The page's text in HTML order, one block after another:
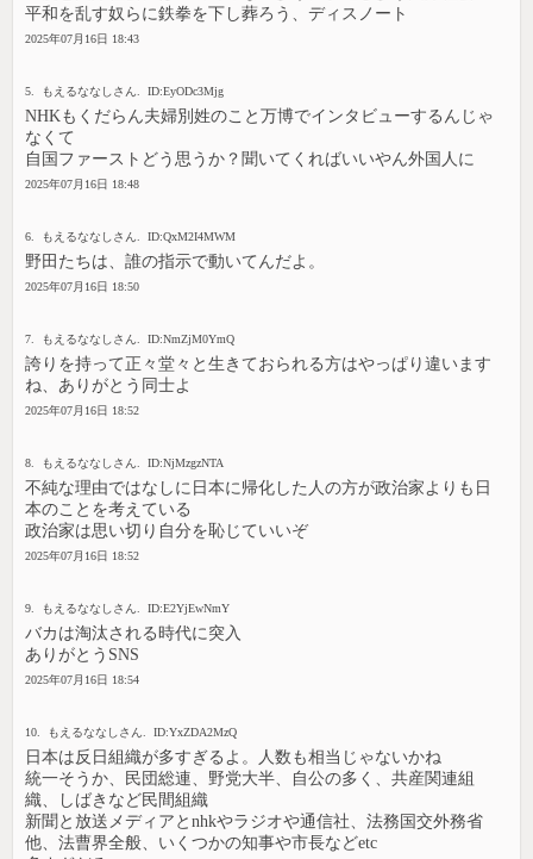
平和を乱す奴らに鉄拳を下し葬ろう、ディスノート
2025年07月16日 18:43
5. もえるななしさん. ID:EyODc3Mjg
NHKもくだらん夫婦別姓のこと万博でインタビューするんじゃ
なくて
自国ファーストどう思うか？聞いてくればいいやん外国人に
2025年07月16日 18:48
6. もえるななしさん. ID:QxM2I4MWM
野田たちは、誰の指示で動いてんだよ。
2025年07月16日 18:50
7. もえるななしさん. ID:NmZjM0YmQ
誇りを持って正々堂々と生きておられる方はやっぱり違います
ね、ありがとう同士よ
2025年07月16日 18:52
8. もえるななしさん. ID:NjMzgzNTA
不純な理由ではなしに日本に帰化した人の方が政治家よりも日
本のことを考えている
政治家は思い切り自分を恥じていいぞ
2025年07月16日 18:52
9. もえるななしさん. ID:E2YjEwNmY
バカは淘汰される時代に突入
ありがとうSNS
2025年07月16日 18:54
10. もえるななしさん. ID:YxZDA2MzQ
日本は反日組織が多すぎるよ。人数も相当じゃないかね
統一そうか、民団総連、野党大半、自公の多く、共産関連組
織、しばきなど民間組織
新聞と放送メディアとnhkやラジオや通信社、法務国交外務省
他、法曹界全般、いくつかの知事や市長などetc